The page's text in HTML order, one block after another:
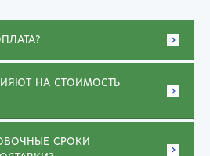
НА СТОИМОСТЬ
СРОКИ